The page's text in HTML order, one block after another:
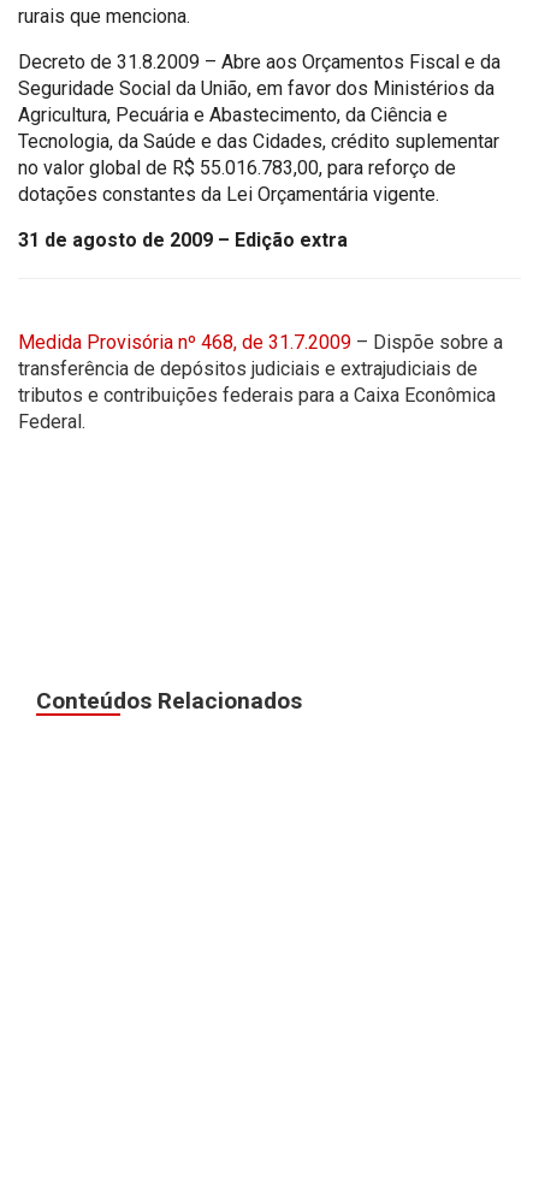
rurais que menciona.
Decreto de 31.8.2009 – Abre aos Orçamentos Fiscal e da
Seguridade Social da União, em favor dos Ministérios da
Agricultura, Pecuária e Abastecimento, da Ciência e
Tecnologia, da Saúde e das Cidades, crédito suplementar
no valor global de R$ 55.016.783,00, para reforço de
dotações constantes da Lei Orçamentária vigente.
31 de agosto de 2009 – Edição extra
Medida Provisória nº 468, de 31.7.2009 – Dispõe sobre a
transferência de depósitos judiciais e extrajudiciais de
tributos e contribuições federais para a Caixa Econômica
Federal.
Conteúdos Relacionados